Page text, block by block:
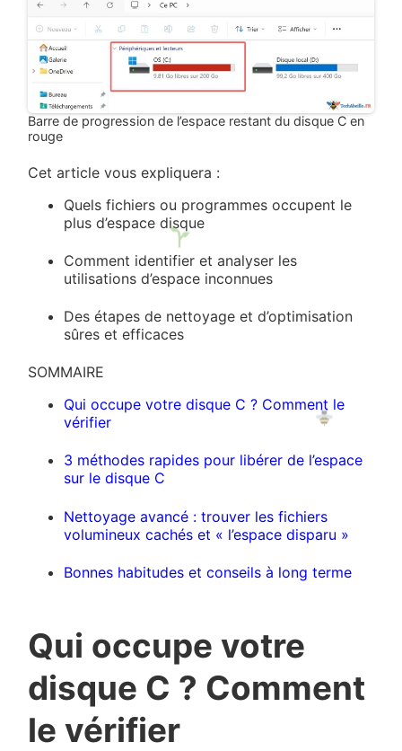
Barre de progression de l’espace restant du disque C en
rouge
Cet article vous expliquera :
Quels fichiers ou programmes occupent le
plus d’espace disque
Comment identifier et analyser les
utilisations d’espace inconnues
Des étapes de nettoyage et d’optimisation
sûres et efficaces
SOMMAIRE
Qui occupe votre disque C ? Comment le
vérifier
3 méthodes rapides pour libérer de l’espace
sur le disque C
Nettoyage avancé : trouver les fichiers
volumineux cachés et « l’espace disparu »
Bonnes habitudes et conseils à long terme
Qui occupe votre
disque C ? Comment
le vérifier